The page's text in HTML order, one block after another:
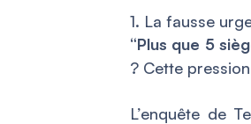
1. La fausse
“Plus que 5
? Cette
L’enquête de